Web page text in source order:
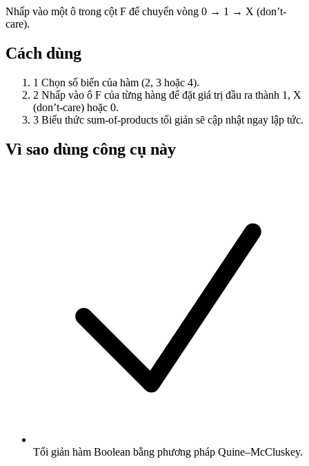
Nhấp vào một ô trong cột F để chuyển vòng 0 → 1 → X (don’t-
care).
Cách dùng
1 Chọn số biến của hàm (2, 3 hoặc 4).
2 Nhấp vào ô F của từng hàng để đặt giá trị đầu ra thành 1, X
(don’t-care) hoặc 0.
3 Biểu thức sum-of-products tối giản sẽ cập nhật ngay lập tức.
Vì sao dùng công cụ này
Tối giản hàm Boolean bằng phương pháp Quine–McCluskey.